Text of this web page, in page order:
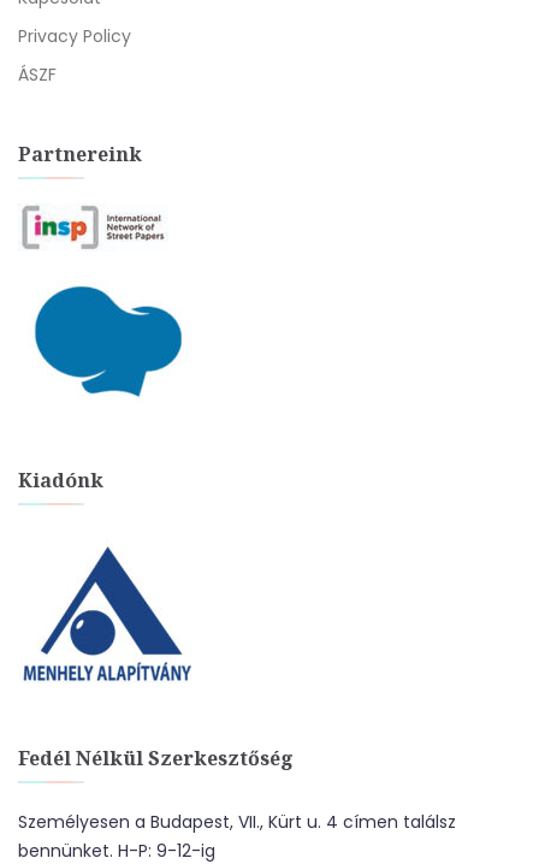
Privacy Policy
ÁSZF
Partnereink
Kiadónk
Fedél Nélkül Szerkesztőség
Személyesen a Budapest, VII., Kürt u. 4 címen találsz
bennünket. H-P: 9-12-ig